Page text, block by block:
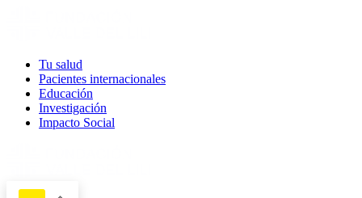
Tu salud
Pacientes internacionales
Educación
Investigación
Impacto Social